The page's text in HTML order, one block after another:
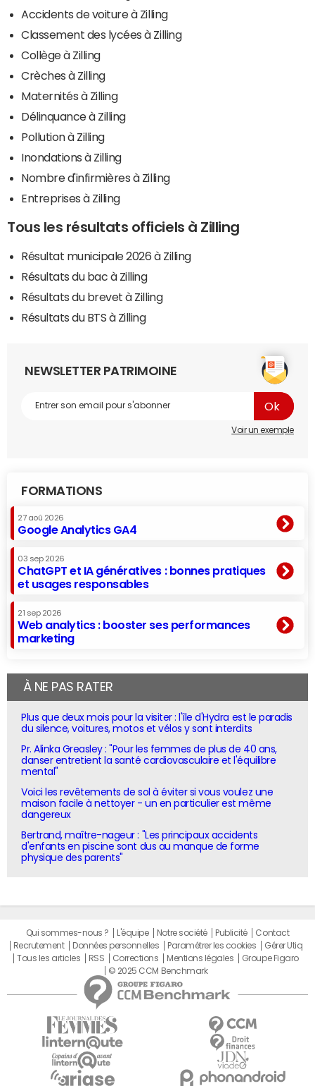
Accidents de voiture à Zilling
Classement des lycées à Zilling
Collège à Zilling
Crèches à Zilling
Maternités à Zilling
Délinquance à Zilling
Pollution à Zilling
Inondations à Zilling
Nombre d'infirmières à Zilling
Entreprises à Zilling
Tous les résultats officiels à Zilling
Résultat municipale 2026 à Zilling
Résultats du bac à Zilling
Résultats du brevet à Zilling
Résultats du BTS à Zilling
NEWSLETTER PATRIMOINE
Voir un exemple
FORMATIONS
27 aoû 2026
Google Analytics GA4
03 sep 2026
ChatGPT et IA génératives : bonnes pratiques
et usages responsables
21 sep 2026
Web analytics : booster ses performances
marketing
À NE PAS RATER
Plus que deux mois pour la visiter : l'île d'Hydra est le paradis
du silence, voitures, motos et vélos y sont interdits
Pr. Alinka Greasley : "Pour les femmes de plus de 40 ans,
danser entretient la santé cardiovasculaire et l'équilibre
mental"
Voici les revêtements de sol à éviter si vous voulez une
maison facile à nettoyer - un en particulier est même
dangereux
Bertrand, maître-nageur : "Les principaux accidents
d'enfants en piscine sont dus au manque de forme
physique des parents"
Qui sommes-nous ? L'équipe Notre société Publicité
Contact
Recrutement
Données personnelles Paramétrer les cookies
Gérer Utiq
Tous les articles
RSS Corrections Mentions légales
Groupe Figaro
© 2025 CCM Benchmark